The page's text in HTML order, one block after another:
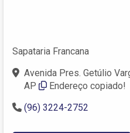
Sapataria Francana
Avenida Pres. Getúlio
AP
Endereço copiado!
(96) 3224-2752